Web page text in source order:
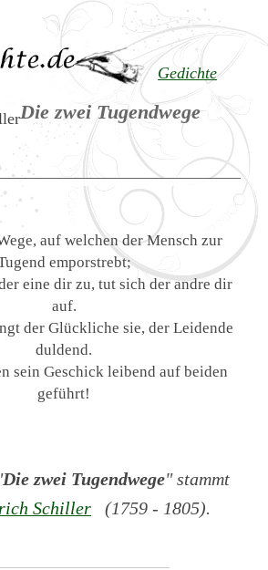
Gedichte
Die zwei Tugendwege
auf welchen der Mensch zur
emporstrebt;
eine dir zu, tut sich der andre dir
auf.
der Glückliche sie, der Leidende
duldend.
sein Geschick leibend auf beiden
geführt!
Die zwei Tugendwege" stammt
Schiller (1759 - 1805).